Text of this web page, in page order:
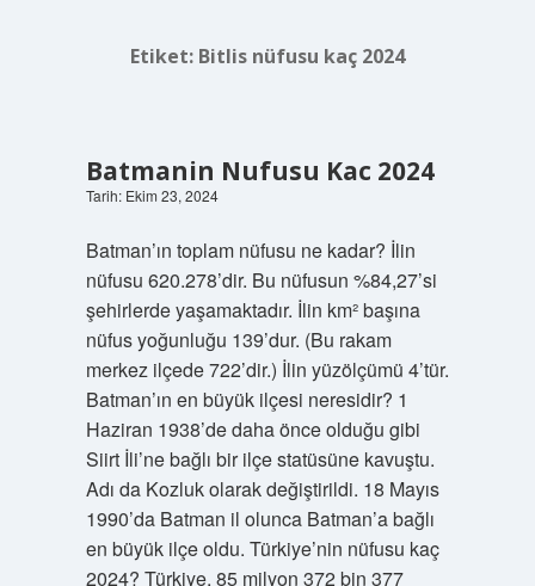
Etiket: Bitlis nüfusu kaç 2024
Batmanin Nufusu Kac 2024
Tarih: Ekim 23, 2024
Batman’ın toplam nüfusu ne kadar? İlin
nüfusu 620.278’dir. Bu nüfusun %84,27’si
şehirlerde yaşamaktadır. İlin km² başına
nüfus yoğunluğu 139’dur. (Bu rakam
merkez ilçede 722’dir.) İlin yüzölçümü 4’tür.
Batman’ın en büyük ilçesi neresidir? 1
Haziran 1938’de daha önce olduğu gibi
Siirt İli’ne bağlı bir ilçe statüsüne kavuştu.
Adı da Kozluk olarak değiştirildi. 18 Mayıs
1990’da Batman il olunca Batman’a bağlı
en büyük ilçe oldu. Türkiye’nin nüfusu kaç
2024? Türkiye, 85 milyon 372 bin 377